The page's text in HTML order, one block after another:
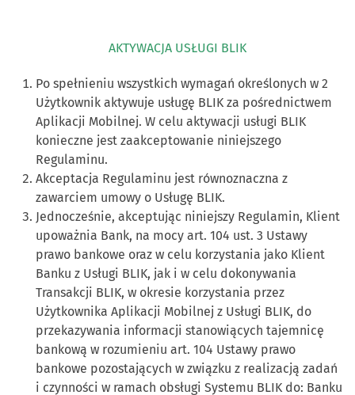
AKTYWACJA USŁUGI BLIK
Po spełnieniu wszystkich wymagań określonych w 2
Użytkownik aktywuje usługę BLIK za pośrednictwem
Aplikacji Mobilnej. W celu aktywacji usługi BLIK
konieczne jest zaakceptowanie niniejszego
Regulaminu.
Akceptacja Regulaminu jest równoznaczna z
zawarciem umowy o Usługę BLIK.
Jednocześnie, akceptując niniejszy Regulamin, Klient
upoważnia Bank, na mocy art. 104 ust. 3 Ustawy
prawo bankowe oraz w celu korzystania jako Klient
Banku z Usługi BLIK, jak i w celu dokonywania
Transakcji BLIK, w okresie korzystania przez
Użytkownika Aplikacji Mobilnej z Usługi BLIK, do
przekazywania informacji stanowiących tajemnicę
bankową w rozumieniu art. 104 Ustawy prawo
bankowe pozostających w związku z realizacją zadań
i czynności w ramach obsługi Systemu BLIK do: Banku